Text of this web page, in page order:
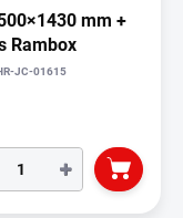
mm +
Rambox
JC-01615
+